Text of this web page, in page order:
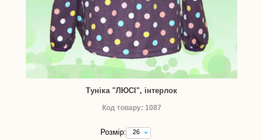
Туніка "ЛЮСІ", інтерлок
Код товару: 1087
Розмір:
26